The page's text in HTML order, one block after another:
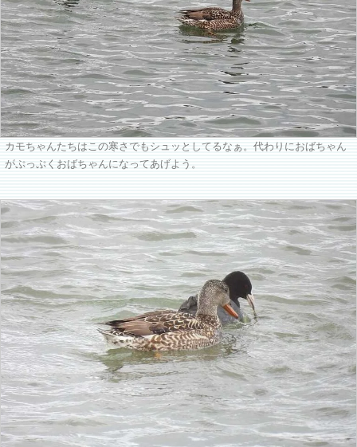
カモちゃんたちはこの寒さでもシュッとしてるなぁ。代わりにおばちゃん
がぷっぷくおばちゃんになってあげよう。